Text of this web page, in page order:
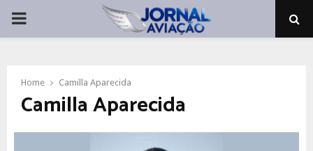
PRIMARY
Home Camilla Aparecida
Camilla Aparecida